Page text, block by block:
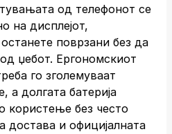
од телефонот се
на дисплејот,
поврзани без да
џебот. Ергономскиот
го зголемуваат
долгата батерија
користење без често
достава и официјалната